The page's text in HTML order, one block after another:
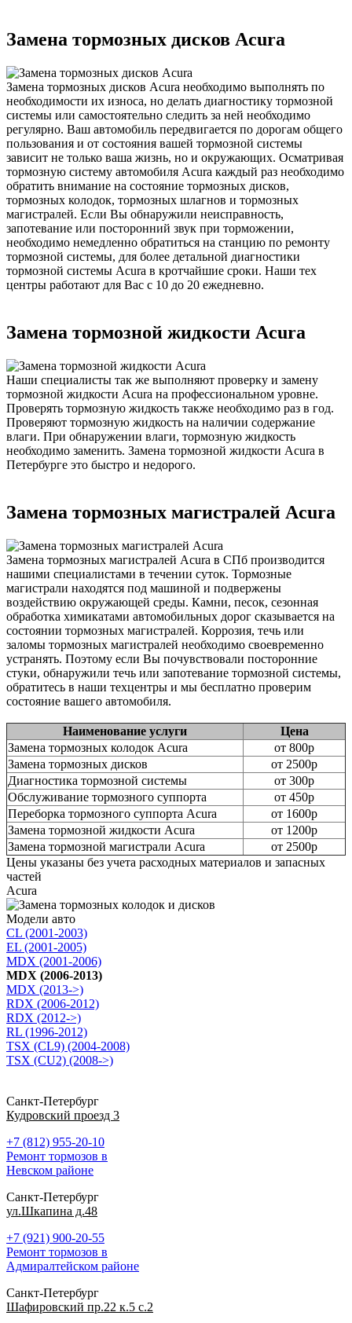
Замена тормозных дисков Acura
Замена тормозных дисков Acura необходимо выполнять по
необходимости их износа, но делать диагностику тормозной
системы или самостоятельно следить за ней необходимо
регулярно. Ваш автомобиль передвигается по дорогам общего
пользования и от состояния вашей тормозной системы
зависит не только ваша жизнь, но и окружающих. Осматривая
тормозную систему автомобиля Acura каждый раз необходимо
обратить внимание на состояние тормозных дисков,
тормозных колодок, тормозных шлагнов и тормозных
магистралей. Если Вы обнаружили неисправность,
запотевание или посторонний звук при торможении,
необходимо немедленно обратиться на станцию по ремонту
тормозной системы, для более детальной диагностики
тормозной системы Acura в кротчайшие сроки. Наши тех
центры работают для Вас с 10 до 20 ежедневно.
Замена тормозной жидкости Acura
Наши специалисты так же выполняют проверку и замену
тормозной жидкости Acura на профессиональном уровне.
Проверять тормозную жидкость также необходимо раз в год.
Проверяют тормозную жидкость на наличии содержание
влаги. При обнаружении влаги, тормозную жидкость
необходимо заменить. Замена тормозной жидкости Acura в
Петербурге это быстро и недорого.
Замена тормозных магистралей Acura
Замена тормозных магистралей Acura в СПб производится
нашими специалистами в течении суток. Тормозные
магистрали находятся под машиной и подвержены
воздействию окружающей среды. Камни, песок, сезонная
обработка химикатами автомобильных дорог сказывается на
состоянии тормозных магистралей. Коррозия, течь или
заломы тормозных магистралей необходимо своевременно
устранять. Поэтому если Вы почувствовали посторонние
стуки, обнаружили течь или запотевание тормозной системы,
обратитесь в наши техцентры и мы бесплатно проверим
состояние вашего автомобиля.
Наименование услуги
Цена
Замена тормозных колодок Acura
от 800р
Замена тормозных дисков
от 2500р
Диагностика тормозной системы
от 300р
Обслуживание тормозного суппорта
от 450р
Переборка тормозного суппорта Acura
от 1600р
Замена тормозной жидкости Acura
от 1200р
Замена тормозной магистрали Acura
от 2500р
Цены указаны без учета расходных материалов и запасных
частей
Acura
Модели авто
CL (2001-2003)
EL (2001-2005)
MDX (2001-2006)
MDX (2006-2013)
MDX (2013->)
RDX (2006-2012)
RDX (2012->)
RL (1996-2012)
TSX (CL9) (2004-2008)
TSX (CU2) (2008->)
Санкт-Петербург
Кудровский проезд 3
+7 (812) 955-20-10
Ремонт тормозов в
Невском районе
Санкт-Петербург
ул.Шкапина д.48
+7 (921) 900-20-55
Ремонт тормозов в
Адмиралтейском районе
Санкт-Петербург
Шафировский пр.22 к.5 с.2